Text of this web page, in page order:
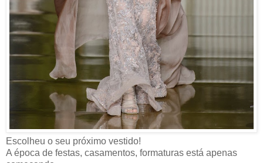
Escolheu o seu próximo vestido!
A época de festas, casamentos, formaturas está apenas